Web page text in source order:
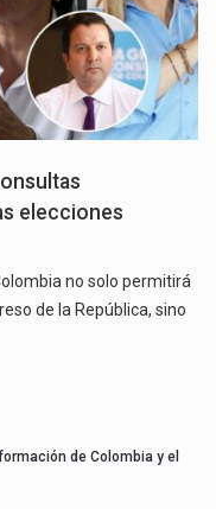
elecciones
no solo permitirá
de la República, sino
de Colombia y el